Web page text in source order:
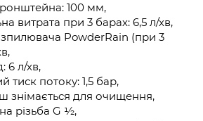
100 мм,
витрата при 3 барах: 6,5 л/хв,
PowderRain (при 3
6 л/хв,
тиск потоку: 1,5 бар,
знімається для очищення,
різьба G ½,